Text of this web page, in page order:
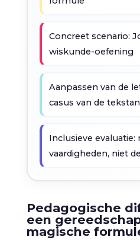
Concreet scenario:
wiskunde-oefening
Aanpassen van de
casus van de
Inclusieve evaluatie:
vaardigheden, niet
Pedagogische
een
magische